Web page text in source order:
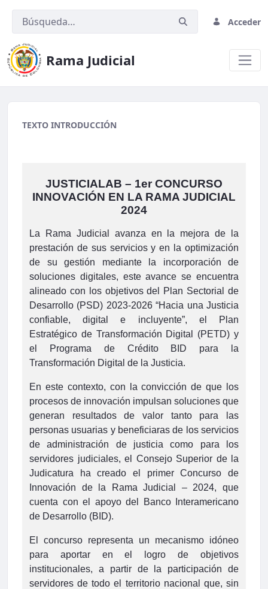
Acceder
Rama Judicial
Menú Home Rama Judicial
TEXTO INTRODUCCIÓN
JUSTICIALAB – 1er CONCURSO
INNOVACIÓN EN LA RAMA JUDICIAL
2024
La Rama Judicial avanza en la mejora de la
prestación de sus servicios y en la optimización
de su gestión mediante la incorporación de
soluciones digitales, este avance se encuentra
alineado con los objetivos del Plan Sectorial de
Desarrollo (PSD) 2023-2026 “Hacia una Justicia
confiable, digital e incluyente”, el Plan
Estratégico de Transformación Digital (PETD) y
el Programa de Crédito BID para la
Transformación Digital de la Justicia.
En este contexto, con la convicción de que los
procesos de innovación impulsan soluciones que
generan resultados de valor tanto para las
personas usuarias y beneficiaras de los servicios
de administración de justicia como para los
servidores judiciales, el Consejo Superior de la
Judicatura ha creado el primer Concurso de
Innovación de la Rama Judicial – 2024, que
cuenta con el apoyo del Banco Interamericano
de Desarrollo (BID).
El concurso representa un mecanismo idóneo
para aportar en el logro de objetivos
institucionales, a partir de la participación de
servidores de todo el territorio nacional que, sin